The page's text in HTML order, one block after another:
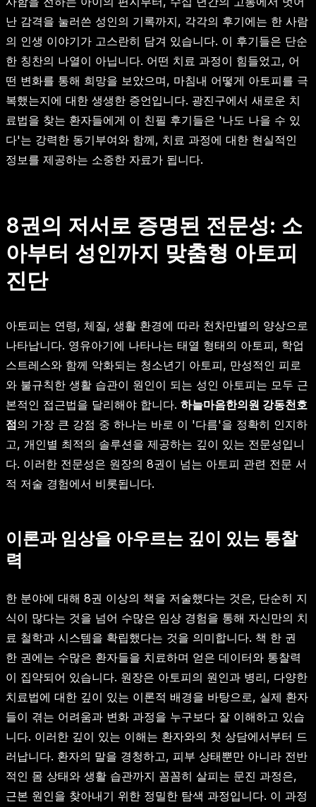
난 감격을 눌러쓴 성인의 기록까지, 각각의 후기에는 한 사람
의 인생 이야기가 고스란히 담겨 있습니다. 이 후기들은 단순
한 칭찬의 나열이 아닙니다. 어떤 치료 과정이 힘들었고, 어
떤 변화를 통해 희망을 보았으며, 마침내 어떻게 아토피를 극
복했는지에 대한 생생한 증언입니다. 광진구에서 새로운 치
료법을 찾는 환자들에게 이 친필 후기들은 '나도 나을 수 있
다'는 강력한 동기부여와 함께, 치료 과정에 대한 현실적인
정보를 제공하는 소중한 자료가 됩니다.
8권의 저서로 증명된 전문성: 소
아부터 성인까지 맞춤형 아토피
진단
아토피는 연령, 체질, 생활 환경에 따라 천차만별의 양상으로
나타납니다. 영유아기에 나타나는 태열 형태의 아토피, 학업
스트레스와 함께 악화되는 청소년기 아토피, 만성적인 피로
와 불규칙한 생활 습관이 원인이 되는 성인 아토피는 모두 근
본적인 접근법을 달리해야 합니다. 하늘마음한의원 강동천호
점의 가장 큰 강점 중 하나는 바로 이 '다름'을 정확히 인지하
고, 개인별 최적의 솔루션을 제공하는 깊이 있는 전문성입니
다. 이러한 전문성은 원장의 8권이 넘는 아토피 관련 전문 서
적 저술 경험에서 비롯됩니다.
이론과 임상을 아우르는 깊이 있는 통찰
력
한 분야에 대해 8권 이상의 책을 저술했다는 것은, 단순히 지
식이 많다는 것을 넘어 수많은 임상 경험을 통해 자신만의 치
료 철학과 시스템을 확립했다는 것을 의미합니다. 책 한 권
한 권에는 수많은 환자들을 치료하며 얻은 데이터와 통찰력
이 집약되어 있습니다. 원장은 아토피의 원인과 병리, 다양한
치료법에 대한 깊이 있는 이론적 배경을 바탕으로, 실제 환자
들이 겪는 어려움과 변화 과정을 누구보다 잘 이해하고 있습
니다. 이러한 깊이 있는 이해는 환자와의 첫 상담에서부터 드
러납니다. 환자의 말을 경청하고, 피부 상태뿐만 아니라 전반
적인 몸 상태와 생활 습관까지 꼼꼼히 살피는 문진 과정은,
근본 원인을 찾아내기 위한 정밀한 탐색 과정입니다. 이 과정